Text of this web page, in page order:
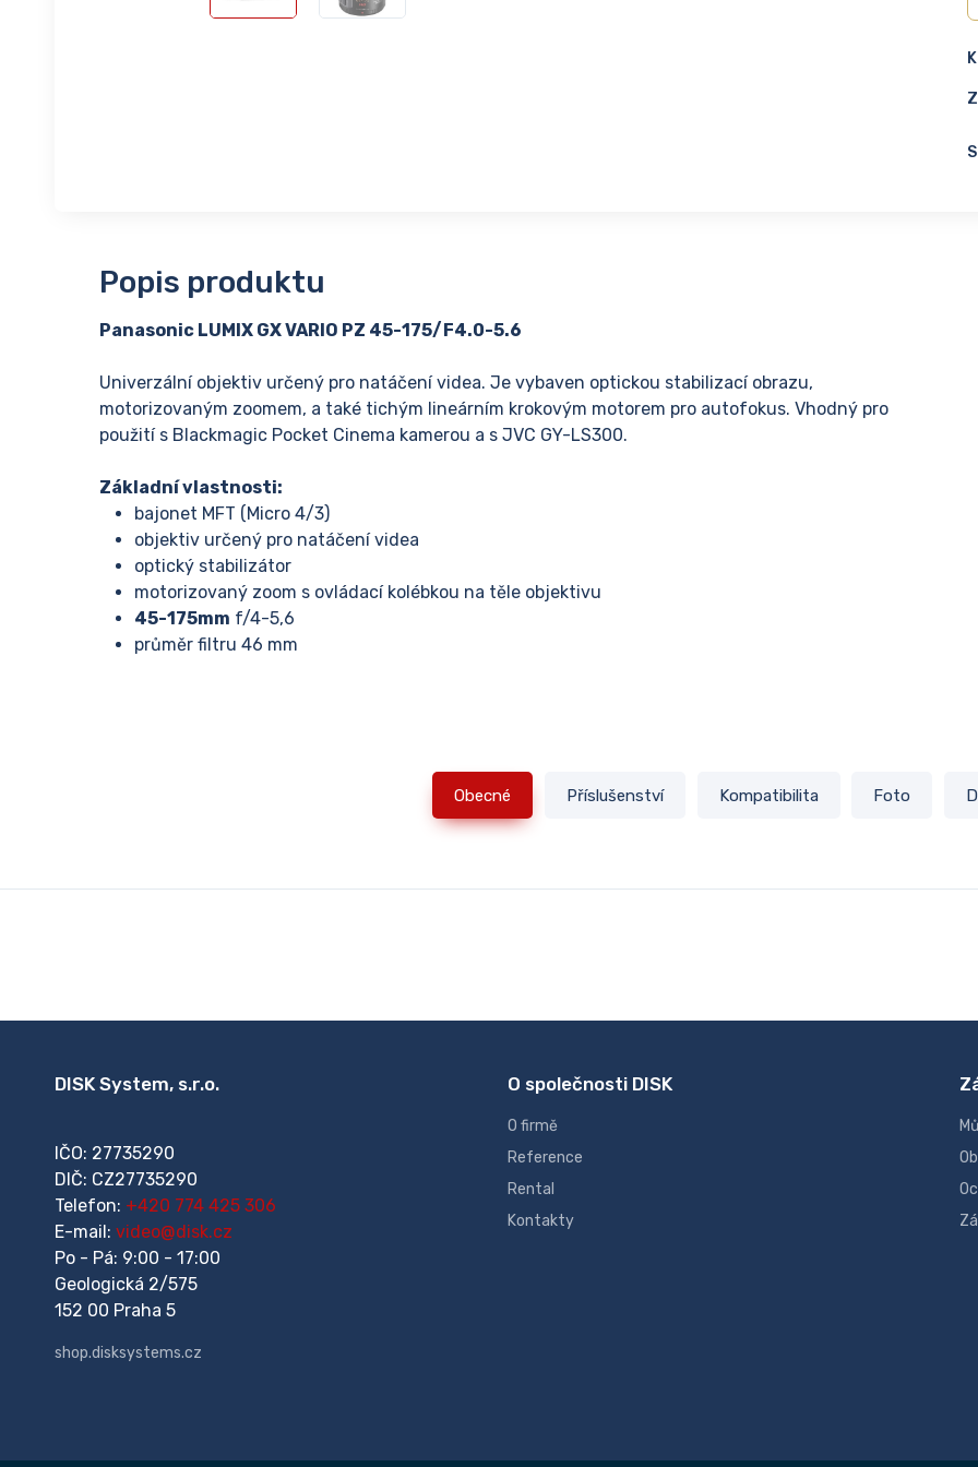
Popis produktu
Panasonic LUMIX GX VARIO PZ 45-175/F4.0-5.6
Univerzální objektiv určený pro natáčení videa. Je vybaven optickou stabilizací obrazu,
motorizovaným zoomem, a také tichým lineárním krokovým motorem pro autofokus. Vhodný pro
použití s Blackmagic Pocket Cinema kamerou a s JVC GY-LS300.
Základní vlastnosti:
bajonet MFT (Micro 4/3)
objektiv určený pro natáčení videa
optický stabilizátor
motorizovaný zoom s ovládací kolébkou na těle objektivu
45-175mm f/4-5,6
průměr filtru 46 mm
Obecné Příslušenství Kompatibilita Foto
DISK System, s.r.o.
IČO: 27735290
DIČ: CZ27735290
Telefon: +420 774 425 306
E-mail: video@disk.cz
Po - Pá: 9:00 - 17:00
Geologická 2/575
152 00 Praha 5
shop.disksystems.cz
O společnosti DISK
O firmě
Reference
Rental
Kontakty